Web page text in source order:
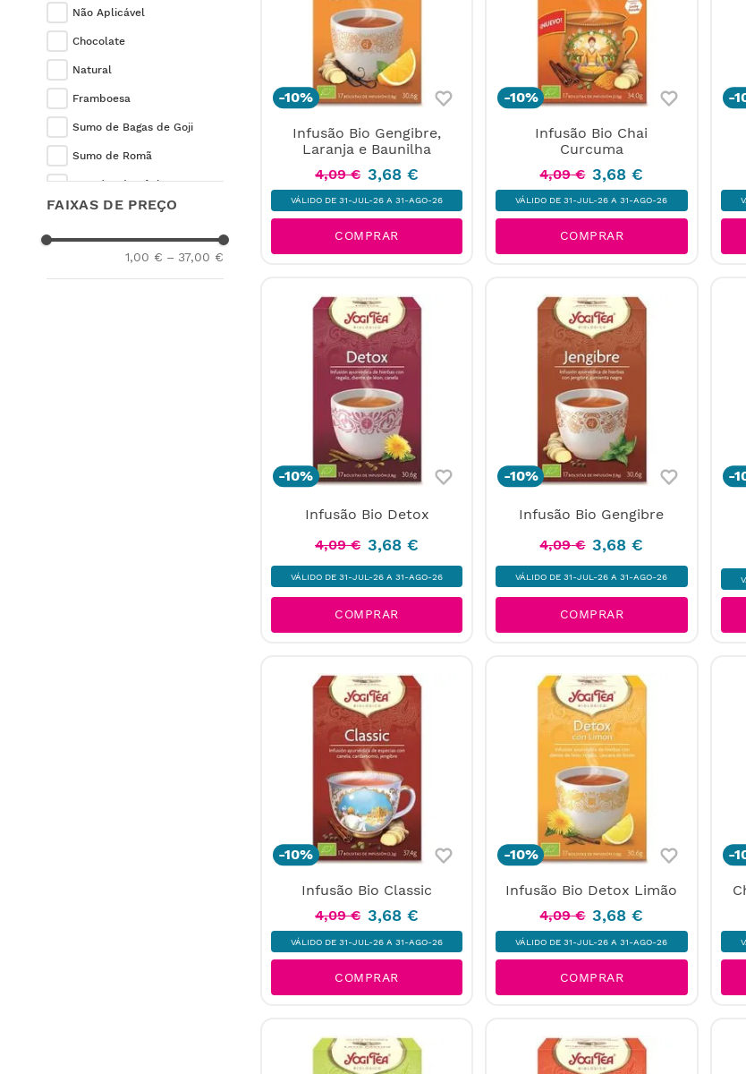
Não Aplicável
Chocolate
Natural
Framboesa
Sumo de Bagas de Goji
Sumo de Romã
Proteína de Cânhamo
Açaí, Banana e Morango
Cacau Cru
FAIXAS DE PREÇO
1,00 € – 37,00 €
-10%
Infusão Bio Gengibre,
Laranja e Baunilha
4,09 € 3,68 €
VÁLIDO DE 31-JUL-26 A 31-AGO-26
COMPRAR
-10%
Infusão Bio Chai
Curcuma
4,09 € 3,68 €
VÁLIDO DE 31-JUL-26 A 31-AGO-26
COMPRAR
-
-10%
Infusão Bio Detox
4,09 € 3,68 €
VÁLIDO DE 31-JUL-26 A 31-AGO-26
COMPRAR
-10%
Infusão Bio Gengibre
4,09 € 3,68 €
VÁLIDO DE 31-JUL-26 A 31-AGO-26
COMPRAR
-
-10%
Infusão Bio Classic
4,09 € 3,68 €
VÁLIDO DE 31-JUL-26 A 31-AGO-26
COMPRAR
-10%
Infusão Bio Detox Limão
4,09 € 3,68 €
VÁLIDO DE 31-JUL-26 A 31-AGO-26
COMPRAR
-